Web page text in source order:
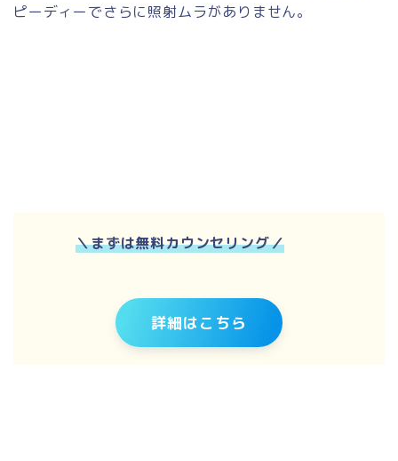
ピーディーでさらに照射ムラがありません。
＼まずは無料カウンセリング／
詳細はこちら